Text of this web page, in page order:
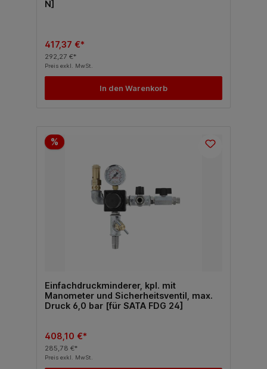
N]
417,37 €*
292,27 €*
Preis exkl. MwSt.
In den Warenkorb
%
Einfachdruckminderer, kpl. mit
Manometer und Sicherheitsventil, max.
Druck 6,0 bar [für SATA FDG 24]
408,10 €*
285,78 €*
Preis exkl. MwSt.